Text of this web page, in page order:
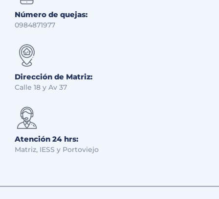
Número de quejas:
0984871977
Dirección de Matriz:
Calle 18 y Av 37
Atención 24 hrs:
Matriz, IESS y Portoviejo